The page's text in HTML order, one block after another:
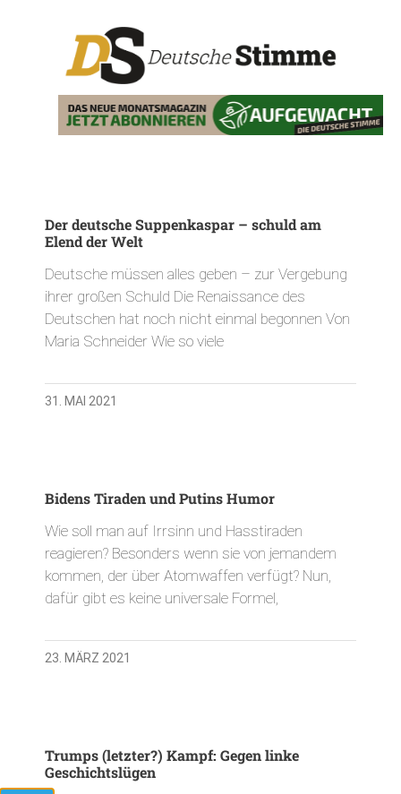
Der deutsche Suppenkaspar – schuld am
Elend der Welt
Deutsche müssen alles geben – zur Vergebung
ihrer großen Schuld Die Renaissance des
Deutschen hat noch nicht einmal begonnen Von
Maria Schneider Wie so viele
31. MAI 2021
Bidens Tiraden und Putins Humor
Wie soll man auf Irrsinn und Hasstiraden
reagieren? Besonders wenn sie von jemandem
kommen, der über Atomwaffen verfügt? Nun,
dafür gibt es keine universale Formel,
23. MÄRZ 2021
Trumps (letzter?) Kampf: Gegen linke
Geschichtslügen